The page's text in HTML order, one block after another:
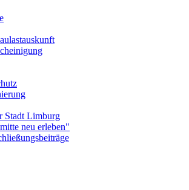
Stadt Limburg
neu erleben"